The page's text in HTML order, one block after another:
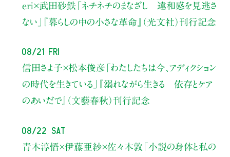
eri×武田砂鉄「ネチネチのまなざし 違和感を見逃さ
ない」
『暮らしの中の小さな革命』（光文社）刊行記念
08/21 Fri
信田さよ子×松本俊彦 「わたしたちは今、アディクション
の時代を生きている」
『溺れながら生きる 依存とケア
のあいだで』（文藝春秋）刊行記念
08/22 Sat
青木淳悟×伊藤亜紗×佐々木敦 「小説の身体と私の